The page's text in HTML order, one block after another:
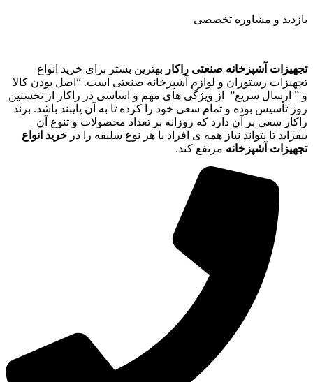
بازدید و مشاوره تخصصی
تجهیزات آشپزخانه صنعتی راکار بهترین بستر برای خرید انواع
تجهیزات رستوران و لوازم آشپزخانه صنعتی است. “اصل بودن کالا
و ” ارسال سریع” از ویژگی های مهم و اساسی در راکار از نخستین
روز تأسیس بوده و تمام سعی خود را کرده تا به آن پایبند باشد. برند
راکار سعی بر آن دارد که روزانه بر تعداد محصولات و تنوع آن
بیفزاید تا بتواند نیاز همه ی افراد با هر نوع سلیقه را در خرید انواع
تجهیزات آشپزخانه مرتفع کند.